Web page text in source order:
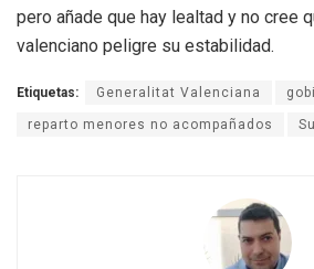
pero añade que hay lealtad y no cree
valenciano peligre su estabilidad.
Etiquetas: Generalitat Valenciana
reparto menores no acompañados